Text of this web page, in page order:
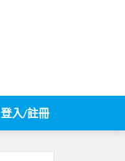
登入/註冊